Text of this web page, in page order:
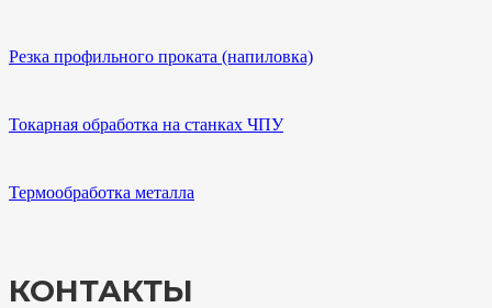
Резка профильного проката (напиловка)
Токарная обработка на станках ЧПУ
Термообработка металла
КОНТАКТЫ